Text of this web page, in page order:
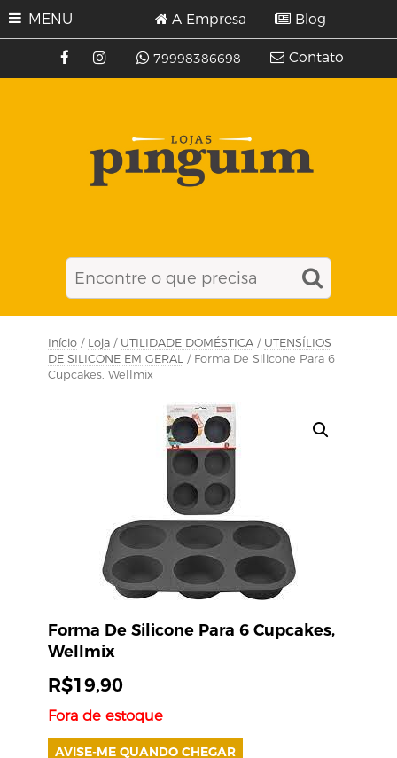
MENU
79998386698
A Empresa Blog
Contato
Início / Loja / UTILIDADE DOMÉSTICA / UTENSÍLIOS
DE SILICONE EM GERAL / Forma De Silicone Para 6
Cupcakes, Wellmix
Forma De Silicone Para 6 Cupcakes,
Wellmix
R$19,90
Fora de estoque
AVISE-ME QUANDO CHEGAR